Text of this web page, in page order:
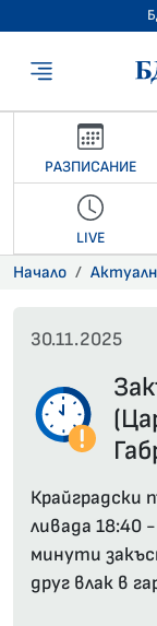
РАЗПИСАНИЕ
LIVE
Начало
30.11.2025
Крайградски
ливада 18:40
минути
друг влак в